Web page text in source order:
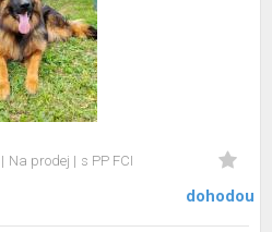
Na prodej s PP FCI
dohodou